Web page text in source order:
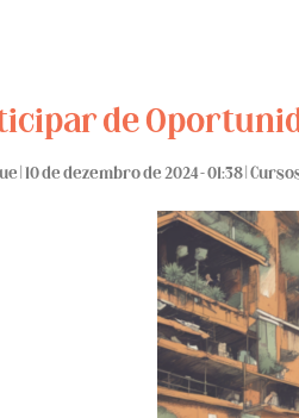
de
| 10 de dezembro de 2024 - 01:38|